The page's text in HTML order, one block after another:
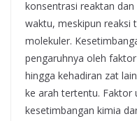
konsentrasi reaktan
waktu, meskipun reaksi
molekuler.
pengaruhnya oleh
hingga kehadiran zat
ke arah tertentu. Faktor
kesetimbangan kimia